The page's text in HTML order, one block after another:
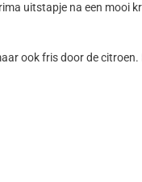
uitstapje na een mooi
ook fris door de